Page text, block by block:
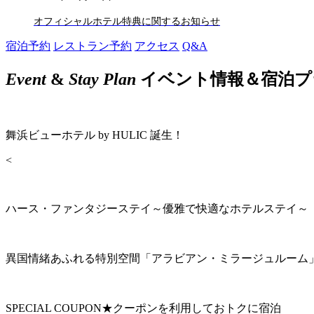
オフィシャルホテル特典に関するお知らせ
宿泊予約 レストラン予約 アクセス Q&A
Event& Stay Plan イベント情報＆宿泊
舞浜ビューホテル by HULIC 誕生！
<
ハース・ファンタジーステイ～優雅で快適なホテルステイ～
異国情緒あふれる特別空間「アラビアン・ミラージュルーム
SPECIAL COUPON★クーポンを利用しておトクに宿泊